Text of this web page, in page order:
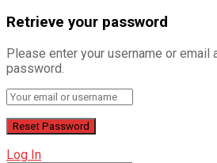
Retrieve your password
Please enter your username or
password.
Log In